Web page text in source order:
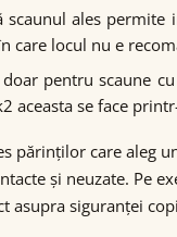
scaunul ales
care locul nu e
doar pentru scaune
aceasta se face
părinților care aleg
și neuzate. Pe
asupra siguranței